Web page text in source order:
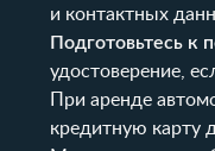
и контактных
Подготовьтесь к
удостоверение,
При аренде
кредитную карту